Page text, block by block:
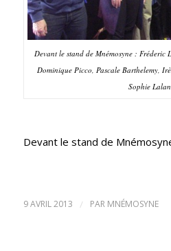
Devant le stand de Mnémosyne :
Dominique Picco, Pascale Barthelemy,
Sophie
Devant le stand de
9 AVRIL 2013 / PAR MNÉMOSYNE